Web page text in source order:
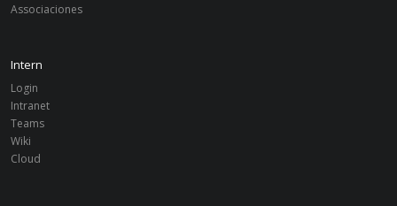
Associaciones
Intern
Login
Intranet
Teams
Wiki
Cloud